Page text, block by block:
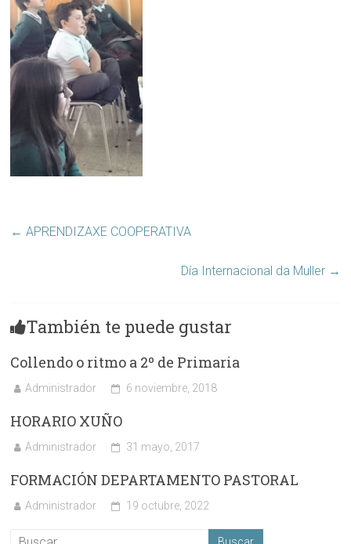
← APRENDIZAXE COOPERATIVA
Día Internacional da Muller →
También te puede gustar
Collendo o ritmo a 2º de Primaria
Administrador 6 noviembre, 2018
HORARIO XUÑO
Administrador 31 mayo, 2017
FORMACIÓN DEPARTAMENTO PASTORAL
Administrador 19 octubre, 2022